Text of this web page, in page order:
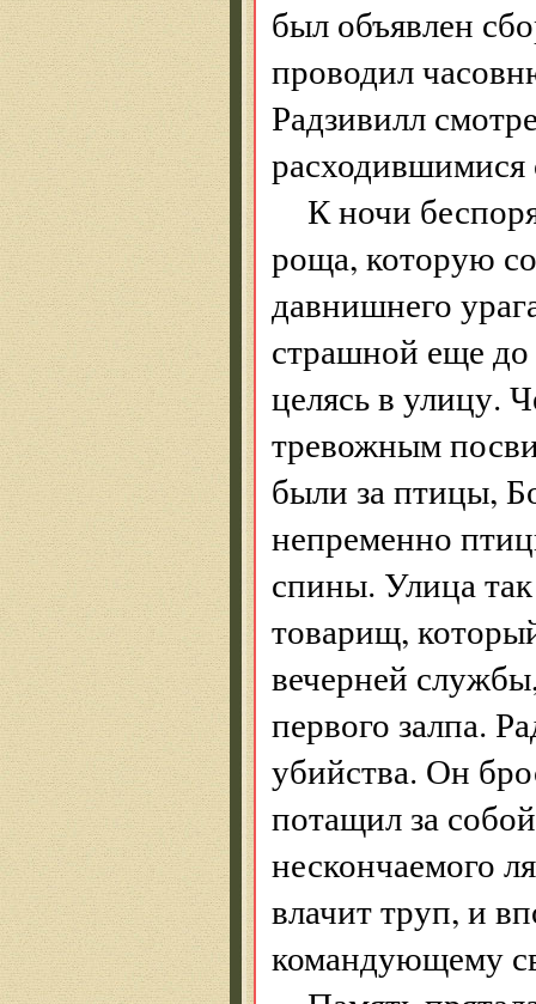
был объявлен
проводил
Радзивилл
К ночи
роща, которую
давнишнего
страшной еще до
целясь в улицу.
тревожным
были за птицы,
непременно
спины. Улица
товарищ,
вечерней
первого залпа.
убийства. Он
потащил за
нескончаемого
влачит труп, и
командующему